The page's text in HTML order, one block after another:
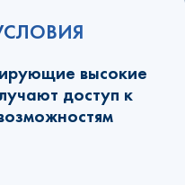
высокие
доступ к